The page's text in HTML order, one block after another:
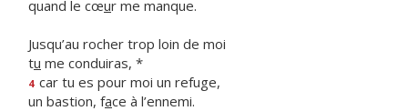
quand le cœur me manque.
Jusqu’au rocher trop loin de moi
tu me conduiras, *
4 car tu es pour moi un refuge,
un bastion, face à l’ennemi.